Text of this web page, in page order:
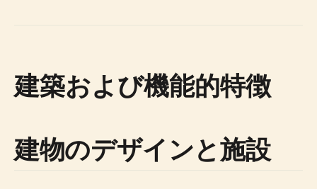
建築および機能的特徴
建物のデザインと施設